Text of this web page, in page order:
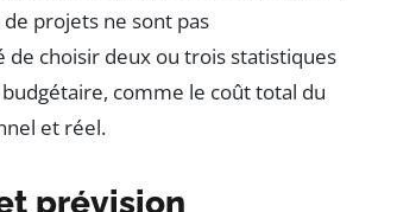
projets ne sont pas
de choisir deux ou trois statistiques
comme le coût total du
et réel.
prévision